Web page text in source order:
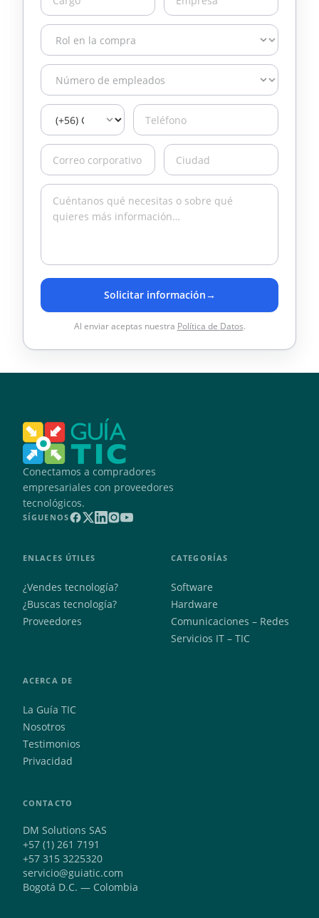
Solicitar información→
Al enviar aceptas nuestra Política de Datos.
Conectamos a compradores
empresariales con proveedores
tecnológicos.
SÍGUENOS
ENLACES ÚTILES
¿Vendes tecnología?
¿Buscas tecnología?
Proveedores
CATEGORÍAS
Software
Hardware
Comunicaciones – Redes
Servicios IT – TIC
ACERCA DE
La Guía TIC
Nosotros
Testimonios
Privacidad
CONTACTO
DM Solutions SAS
+57 (1) 261 7191
+57 315 3225320
servicio@guiatic.com
Bogotá D.C. — Colombia